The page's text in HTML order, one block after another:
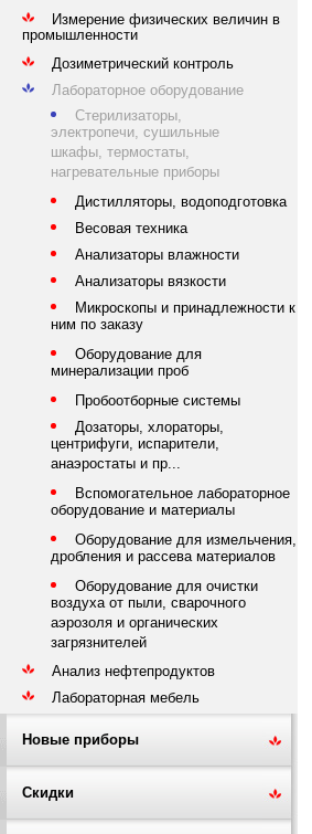
Измерение физических величин в
промышленности
Дозиметрический контроль
Лабораторное оборудование
Стерилизаторы,
электропечи, сушильные
шкафы, термостаты,
нагревательные приборы
Дистилляторы, водоподготовка
Весовая техника
Анализаторы влажности
Анализаторы вязкости
Микроскопы и принадлежности к
ним по заказу
Оборудование для
минерализации проб
Пробоотборные системы
Дозаторы, хлораторы,
центрифуги, испарители,
анаэростаты и пр...
Вспомогательное лабораторное
оборудование и материалы
Оборудование для измельчения,
дробления и рассева материалов
Оборудование для очистки
воздуха от пыли, сварочного
аэрозоля и органических
загрязнителей
Анализ нефтепродуктов
Лабораторная мебель
Новые приборы
Скидки